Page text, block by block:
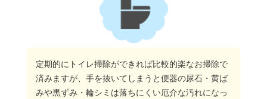
定期的にトイレ掃除ができれば比較的楽なお掃除で
済みますが、手を抜いてしまうと便器の尿石・黄ば
みや黒ずみ・輪シミは落ちにくい厄介な汚れになっ